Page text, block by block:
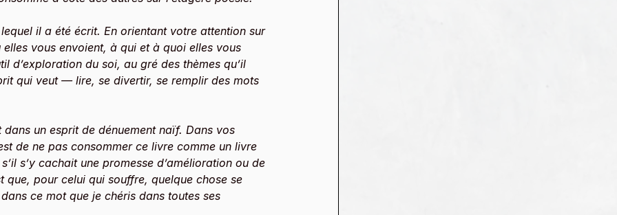
il a été écrit. En orientant votre attention sur
vous envoient, à qui et à quoi elles vous
d’exploration du soi, au gré des thèmes qu’il
qui veut — lire, se divertir, se remplir des mots
un esprit de dénuement naïf. Dans vos
de ne pas consommer ce livre comme un livre
s’y cachait une promesse d’amélioration ou de
que, pour celui qui souffre, quelque chose se
ce mot que je chéris dans toutes ses